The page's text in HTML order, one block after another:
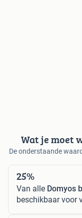
Wat je moet
De onderstaande
25%
Van alle Domyos
beschikbaar voor